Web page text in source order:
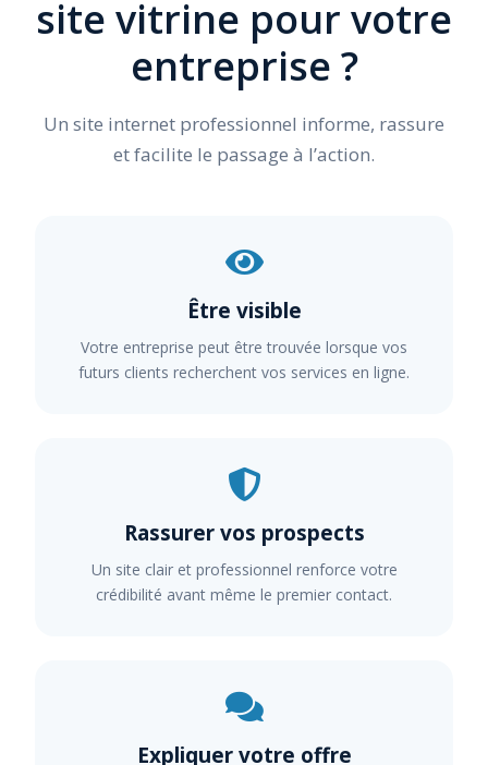
site vitrine pour votre
entreprise ?
Un site internet professionnel informe, rassure
et facilite le passage à l’action.
Être visible
Votre entreprise peut être trouvée lorsque vos
futurs clients recherchent vos services en ligne.
Rassurer vos prospects
Un site clair et professionnel renforce votre
crédibilité avant même le premier contact.
Expliquer votre offre